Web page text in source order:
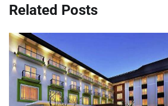
Related Posts